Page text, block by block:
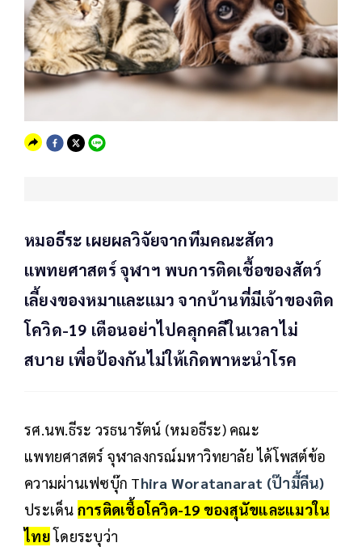
หมอธีระ เผยผลวิจัยจากทีมคณะสัตว
แพทยศาสตร์ จุฬาฯ พบการติดเชื้อของสัตว์
เลี้ยงของหมาและแมว จากบ้านที่มีเจ้าของติด
โควิด-19 เตือนอย่าไปคลุกคลีในเวลาไม่
สบาย เพื่อป้องกันไม่ให้เกิดพาหะนำโรค
รศ.นพ.ธีระ วรธนารัตน์ (หมอธีระ) คณะ
แพทยศาสตร์ จุฬาลงกรณ์มหาวิทยาลัย ได้โพสต์ข้อ
ความผ่านเฟซบุ๊ก Thira Woratanarat (ป๊ามี้คีน)
ประเด็น การติดเชื้อโควิด-19 ของสุนัขและแมวใน
ไทยโดยระบุว่า